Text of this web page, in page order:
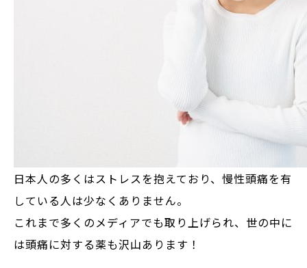
日本人の多くはストレスを抱えており、慢性頭痛を有
している人は少なくありません。
これまで多くのメディアでも取り上げられ、世の中に
は頭痛に対する薬も沢山あります！